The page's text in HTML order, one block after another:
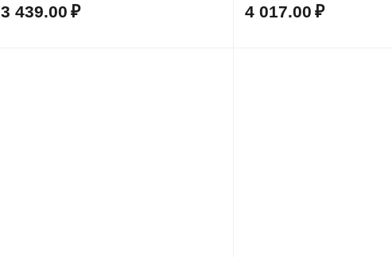
3 439.00 ₽ 4 017.00 ₽